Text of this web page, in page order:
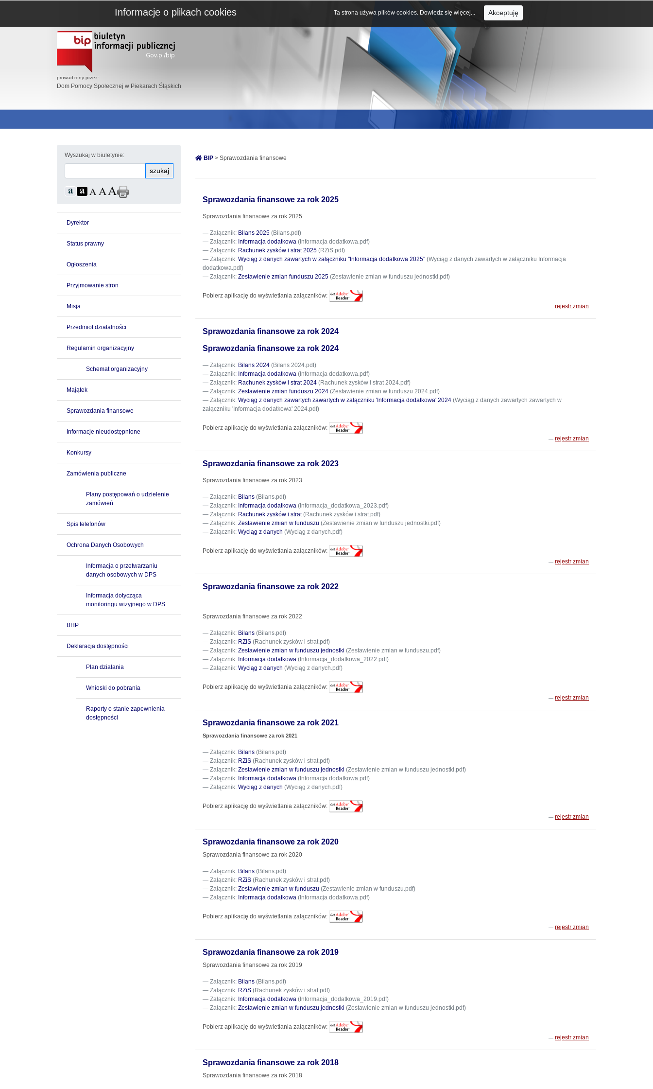
prowadzony przez:
Dom Pomocy Społecznej w Piekarach Śląskich
Wyszukaj w biuletynie:
szukaj
Dyrektor
Status prawny
Ogłoszenia
Przyjmowanie stron
Misja
Przedmiot działalności
Regulamin organizacyjny
Schemat organizacyjny
Majątek
Sprawozdania finansowe
Informacje nieudostępnione
Konkursy
Zamówienia publiczne
Plany postępowań o udzielenie
zamówień
Spis telefonów
Ochrona Danych Osobowych
Informacja o przetwarzaniu
danych osobowych w DPS
Informacja dotycząca
monitoringu wizyjnego w DPS
BHP
Deklaracja dostępności
Plan działania
Wnioski do pobrania
Raporty o stanie zapewnienia
dostępności
BIP > Sprawozdania finansowe
Sprawozdania finansowe za rok 2025
Sprawozdania finansowe za rok 2025
Załącznik: Bilans 2025 (Bilans.pdf)
Załącznik: Informacja dodatkowa (Informacja dodatkowa.pdf)
Załącznik: Rachunek zysków i strat 2025 (RZiS.pdf)
Załącznik: Wyciąg z danych zawartych w załączniku ''Informacja dodatkowa 2025'' (Wyciąg z danych zawartych w załączniku Informacja
dodatkowa.pdf)
Załącznik: Zestawienie zmian funduszu 2025 (Zestawienie zmian w funduszu jednostki.pdf)
Pobierz aplikację do wyświetlania załączników:
rejestr zmian
Sprawozdania finansowe za rok 2024
Sprawozdania finansowe za rok 2024
Załącznik: Bilans 2024 (Bilans 2024.pdf)
Załącznik: Informacja dodatkowa (Informacja dodatkowa.pdf)
Załącznik: Rachunek zysków i strat 2024 (Rachunek zysków i strat 2024.pdf)
Załącznik: Zestawienie zmian funduszu 2024 (Zestawienie zmian w funduszu 2024.pdf)
Załącznik: Wyciąg z danych zawartych zawartych w załączniku 'Informacja dodatkowa' 2024 (Wyciąg z danych zawartych zawartych w
załączniku 'Informacja dodatkowa' 2024.pdf)
Pobierz aplikację do wyświetlania załączników:
rejestr zmian
Sprawozdania finansowe za rok 2023
Sprawozdania finansowe za rok 2023
Załącznik: Bilans (Bilans.pdf)
Załącznik: Informacja dodatkowa (Informacja_dodatkowa_2023.pdf)
Załącznik: Rachunek zysków i strat(Rachunek zysków i strat.pdf)
Załącznik: Zestawienie zmian w funduszu (Zestawienie zmian w funduszu jednostki.pdf)
Załącznik: Wyciąg z danych (Wyciąg z danych.pdf)
Pobierz aplikację do wyświetlania załączników:
rejestr zmian
Sprawozdania finansowe za rok 2022
Sprawozdania finansowe za rok 2022
Załącznik: Bilans (Bilans.pdf)
Załącznik: RZiS (Rachunek zysków i strat.pdf)
Załącznik: Zestawienie zmian w funduszu jednostki (Zestawienie zmian w funduszu.pdf)
Załącznik: Informacja dodatkowa (Informacja_dodatkowa_2022.pdf)
Załącznik: Wyciąg z danych (Wyciąg z danych.pdf)
Pobierz aplikację do wyświetlania załączników:
rejestr zmian
Sprawozdania finansowe za rok 2021
Sprawozdania finansowe za rok 2021
Załącznik: Bilans (Bilans.pdf)
Załącznik: RZiS (Rachunek zysków i strat.pdf)
Załącznik: Zestawienie zmian w funduszu jednostki (Zestawienie zmian w funduszu jednostki.pdf)
Załącznik: Informacja dodatkowa (Informacja dodatkowa.pdf)
Załącznik: Wyciąg z danych (Wyciąg z danych.pdf)
Pobierz aplikację do wyświetlania załączników:
rejestr zmian
Sprawozdania finansowe za rok 2020
Sprawozdania finansowe za rok 2020
Załącznik: Bilans (Bilans.pdf)
Załącznik: RZiS (Rachunek zysków i strat.pdf)
Załącznik: Zestawienie zmian w funduszu (Zestawienie zmian w funduszu.pdf)
Załącznik: Informacja dodatkowa (Informacja dodatkowa.pdf)
Pobierz aplikację do wyświetlania załączników:
rejestr zmian
Sprawozdania finansowe za rok 2019
Sprawozdania finansowe za rok 2019
Załącznik: Bilans (Bilans.pdf)
Załącznik: RZiS (Rachunek zysków i strat.pdf)
Załącznik: Informacja dodatkowa (Informacja_dodatkowa_2019.pdf)
Załącznik: Zestawienie zmian w funduszu jednostki (Zestawienie zmian w funduszu jednostki.pdf)
Pobierz aplikację do wyświetlania załączników:
rejestr zmian
Sprawozdania finansowe za rok 2018
Sprawozdania finansowe za rok 2018
Informacje o plikach cookies Ta strona używa plików cookies. Dowiedz się więcej... Akceptuję